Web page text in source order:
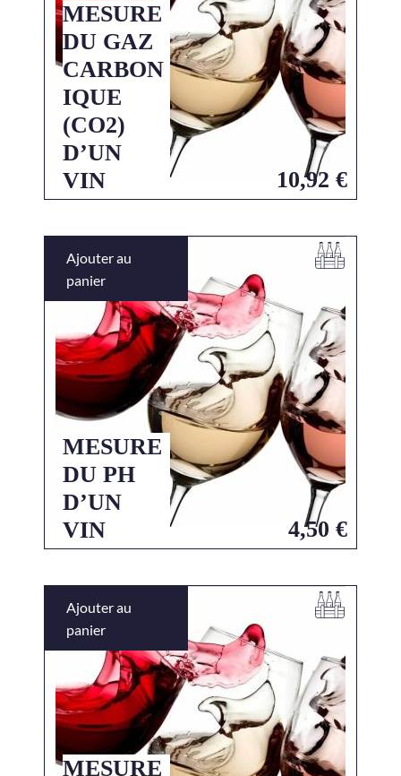
MESURE
DU GAZ
CARBON
IQUE
(CO2)
D’UN
VIN
10,92 €
MESURE
DU PH
D’UN
VIN
4,50 €
Ajouter au
panier
MESURE
Ajouter au
panier